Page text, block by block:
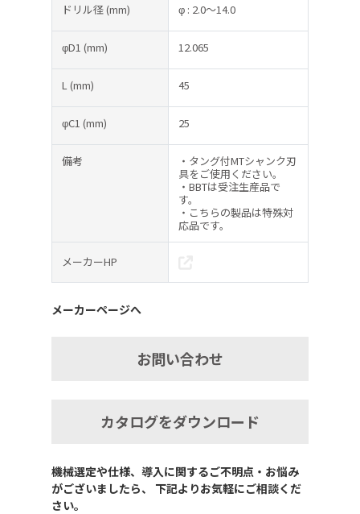
ドリル径(mm) φ : 2.0～14.0
φD1 (mm) 12.065
L (mm) 45
φC1 (mm) 25
備考
・タング付MTシャンク刃
具をご使用ください。
・BBTは受注生産品で
す。
・こちらの製品は特殊対
応品です。
メーカーHP
メーカーページへ
お問い合わせ
カタログをダウンロード
機械選定や仕様、導入に関するご不明点・お悩み
がございましたら、 下記よりお気軽にご相談くだ
さい。